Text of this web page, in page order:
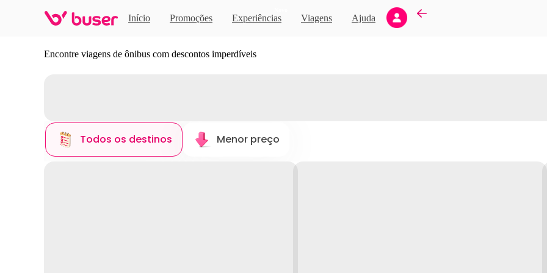
Início Promoções Experiências Viagens Ajuda
Descubra novos destinos
Encontre viagens de ônibus com descontos imperdíveis
Todos os destinos Menor preço